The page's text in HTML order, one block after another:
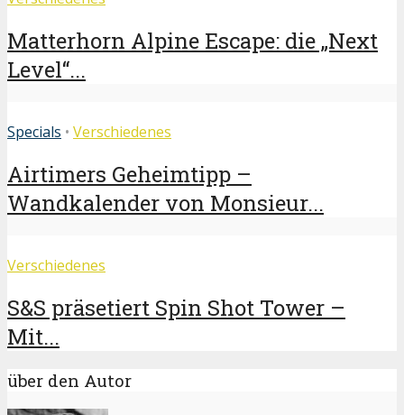
Matterhorn Alpine Escape: die „Next
Level“...
Specials • Verschiedenes
Airtimers Geheimtipp –
Wandkalender von Monsieur...
Verschiedenes
S&S präsetiert Spin Shot Tower –
Mit...
über den Autor